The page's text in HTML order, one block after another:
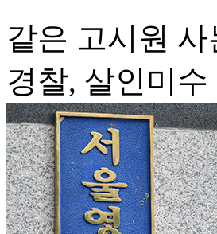
같은 고시원
경찰, 살인미